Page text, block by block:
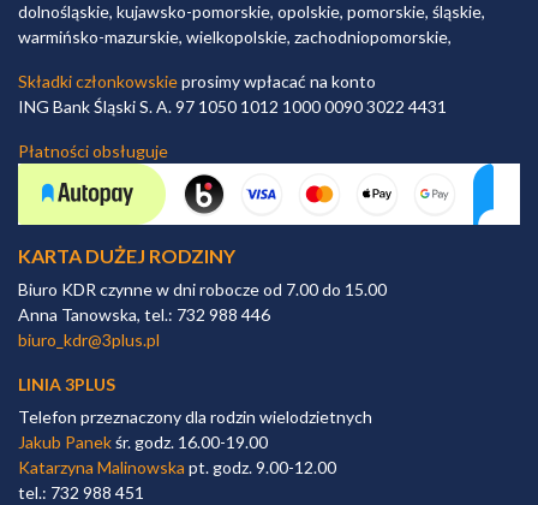
dolnośląskie, kujawsko-pomorskie, opolskie, pomorskie, śląskie,
warmińsko-mazurskie, wielkopolskie, zachodniopomorskie,
Składki członkowskieprosimy wpłacać na konto
ING Bank Śląski S. A. 97 1050 1012 1000 0090 3022 4431
Płatności obsługuje
KARTA DUŻEJ RODZINY
Biuro KDR czynne w dni robocze od 7.00 do 15.00
Anna Tanowska, tel.: 732 988 446
biuro_kdr@3plus.pl
LINIA 3PLUS
Telefon przeznaczony dla rodzin wielodzietnych
Jakub Panekśr. godz. 16.00-19.00
Katarzyna Malinowska pt. godz. 9.00-12.00
tel.: 732 988 451